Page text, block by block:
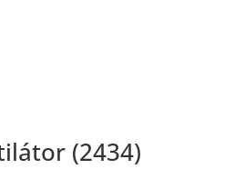
(2434)